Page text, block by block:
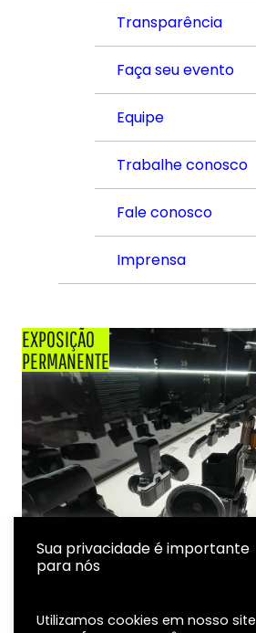
Transparência
Faça seu evento
Equipe
Trabalhe conosco
Fale conosco
Imprensa
EXPOSIÇÃO
PERMANENTE
Sua privacidade é importante
para nós
Utilizamos cookies em nosso site